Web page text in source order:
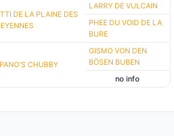
DE LA PLAINE DES
LARRY DE VULCAIN
PHEE DU VOID DE LA
BURE
CHUBBY
GISMO VON DEN
BÖSEN BUBEN
no info